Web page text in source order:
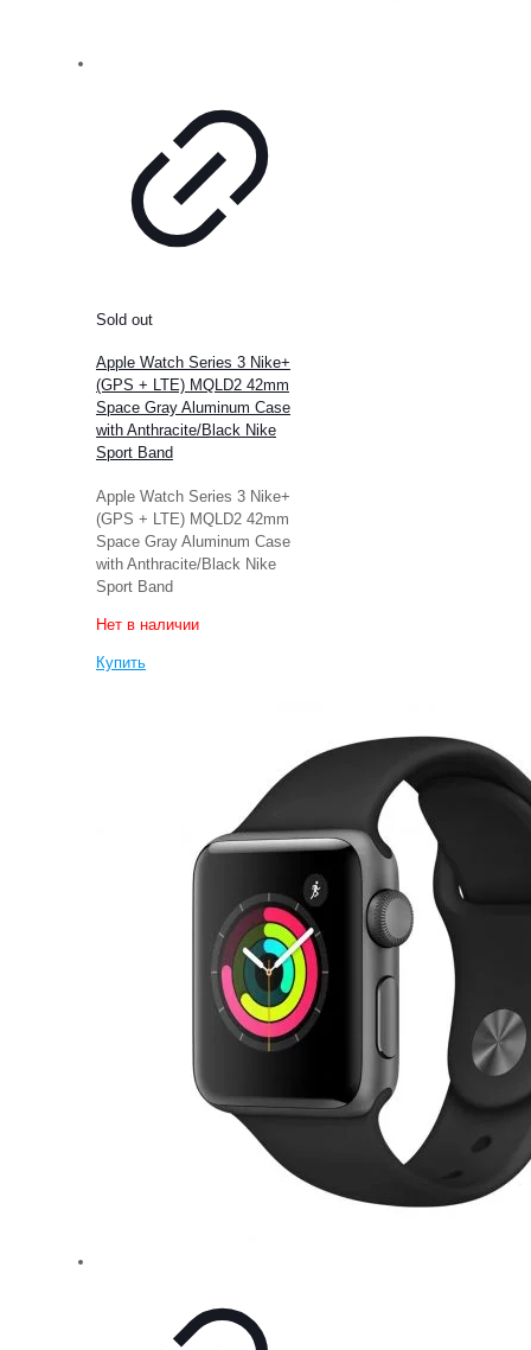
Sold out
Apple Watch Series 3 Nike+
(GPS + LTE) MQLD2 42mm
Space Gray Aluminum Case
with Anthracite/Black Nike
Sport Band
Apple Watch Series 3 Nike+
(GPS + LTE) MQLD2 42mm
Space Gray Aluminum Case
with Anthracite/Black Nike
Sport Band
Нет в наличии
Купить